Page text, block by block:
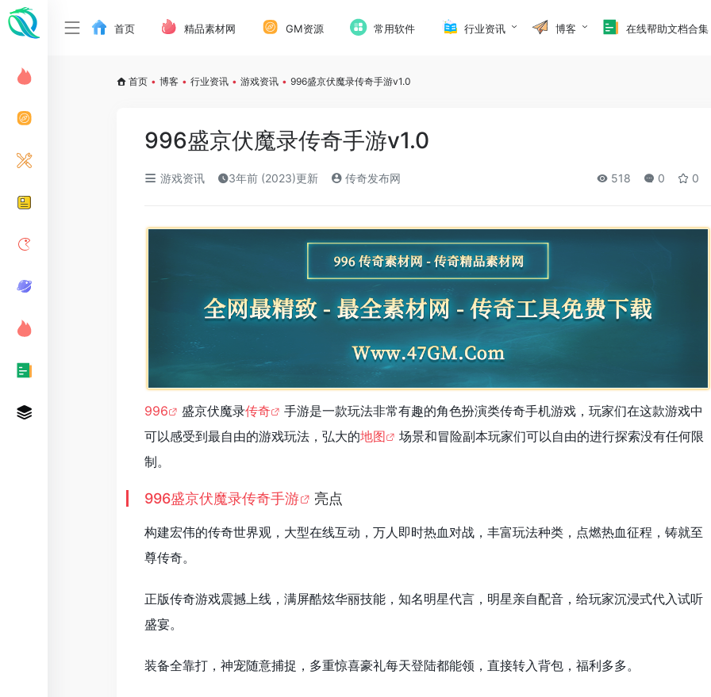
首页 精品素材网 GM资源 常用软件 行业资讯 博客 在线帮助文档合集
首页 • 博客 • 行业资讯 • 游戏资讯 • 996盛京伏魔录传奇手游v1.0
996盛京伏魔录传奇手游v1.0
游戏资讯 3年前 (2023)更新 传奇发布网 518 0 0
996 盛京伏魔录传奇
手游是一款玩法非常有趣的角色扮演类传奇手机游戏，玩家们在这款游戏中
可以感受到最自由的游戏玩法，弘大的地图
场景和冒险副本玩家们可以自由的进行探索没有任何限
制。
996盛京伏魔录传奇手游 亮点
构建宏伟的传奇世界观，大型在线互动，万人即时热血对战，丰富玩法种类，点燃热血征程，铸就至
尊传奇。
正版传奇游戏震撼上线，满屏酷炫华丽技能，知名明星代言，明星亲自配音，给玩家沉浸式代入试听
盛宴。
装备全靠打，神宠随意捕捉，多重惊喜豪礼每天登陆都能领，直接转入背包，福利多多。